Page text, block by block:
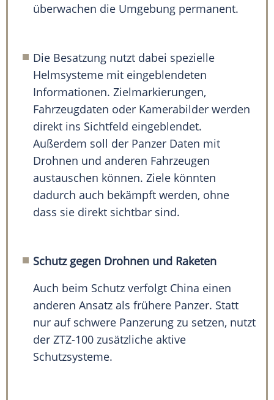
überwachen die Umgebung permanent.
Die Besatzung nutzt dabei spezielle
Helmsysteme mit eingeblendeten
Informationen. Zielmarkierungen,
Fahrzeugdaten oder Kamerabilder werden
direkt ins Sichtfeld eingeblendet.
Außerdem soll der Panzer Daten mit
Drohnen und anderen Fahrzeugen
austauschen können. Ziele könnten
dadurch auch bekämpft werden, ohne
dass sie direkt sichtbar sind.
Schutz gegen Drohnen und Raketen
Auch beim Schutz verfolgt China einen
anderen Ansatz als frühere Panzer. Statt
nur auf schwere Panzerung zu setzen, nutzt
der ZTZ-100 zusätzliche aktive
Schutzsysteme.